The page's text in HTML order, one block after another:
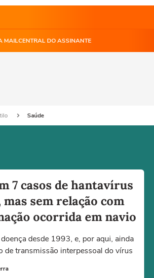
MAILCENTRAL DO ASSINANTE
Saúde
7 casos de hantavírus
mas sem relação com
ocorrida em navio
desde 1993, e, por aqui, ainda
de transmissão interpessoal do vírus